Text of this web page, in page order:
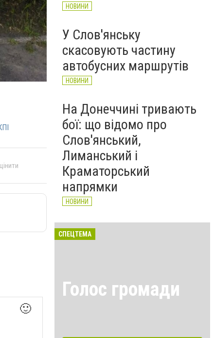
🙂
НОВИНИ
У Слов'янську
скасовують частину
автобусних маршрутів
НОВИНИ
На Донеччині тривають
бої: що відомо про
Слов'янський,
Лиманський і
Краматорський
напрямки
НОВИНИ
СПЕЦТЕМА
Голос громади